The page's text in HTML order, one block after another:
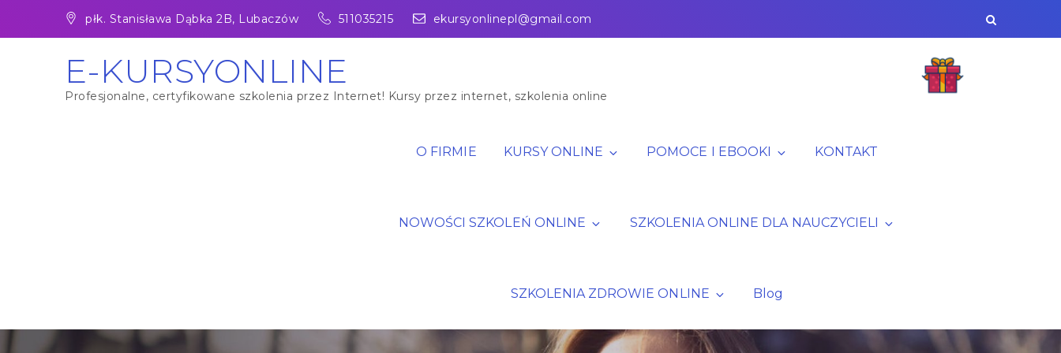
płk. Stanisława Dąbka 2B, Lubaczów 511035215 ekursyonlinepl@gmail.com
E-KURSYONLINE
Profesjonalne, certyfikowane szkolenia przez Internet! Kursy przez internet, szkolenia online
O FIRMIE KURSY ONLINE POMOCE I EBOOKI KONTAKT
NOWOŚCI SZKOLEŃ ONLINE SZKOLENIA ONLINE DLA NAUCZYCIELI
SZKOLENIA ZDROWIE ONLINE Blog